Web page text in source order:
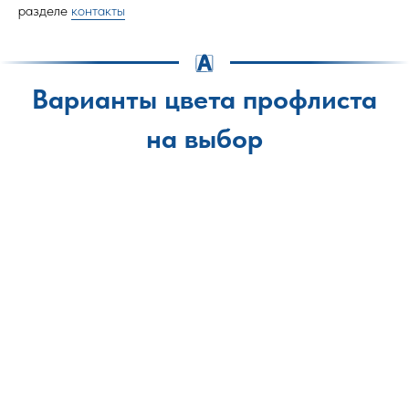
разделе контакты
Варианты цвета профлиста
на выбор